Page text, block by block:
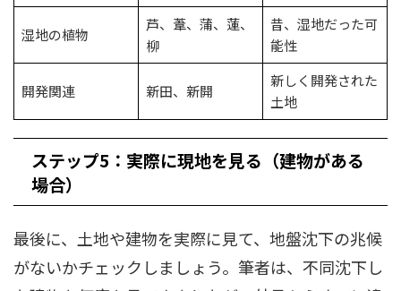
湿地の植物
芦、葦、蒲、蓮、
柳
昔、湿地だった可
能性
開発関連 新田、新開
新しく開発された
土地
ステップ5：実際に現地を見る（建物がある
場合）
最後に、土地や建物を実際に見て、地盤沈下の兆候
がないかチェックしましょう。筆者は、不同沈下し